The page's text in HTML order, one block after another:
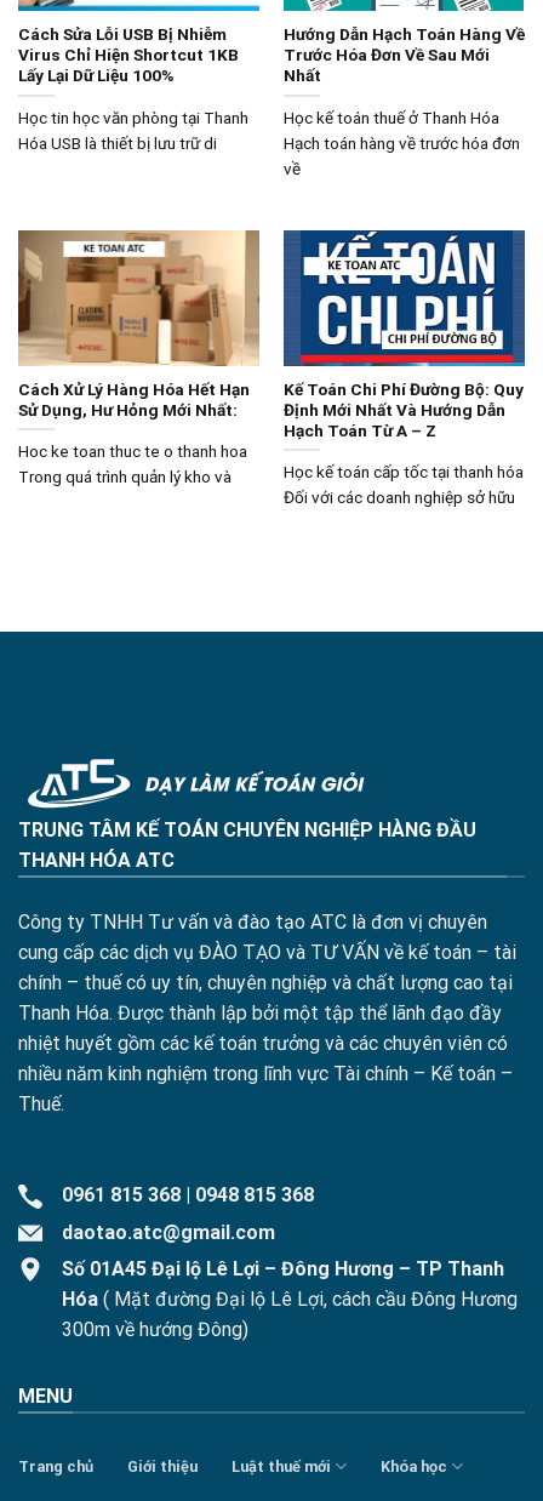
Cách Sửa Lỗi USB Bị Nhiễm
Virus Chỉ Hiện Shortcut 1KB
Lấy Lại Dữ Liệu 100%
Học tin học văn phòng tại Thanh
Hóa USB là thiết bị lưu trữ di
Hướng Dẫn Hạch Toán Hàng Về
Trước Hóa Đơn Về Sau Mới
Nhất
Học kế toán thuế ở Thanh Hóa
Hạch toán hàng về trước hóa đơn
về
Cách Xử Lý Hàng Hóa Hết Hạn
Sử Dụng, Hư Hỏng Mới Nhất:
Hoc ke toan thuc te o thanh hoa
Trong quá trình quản lý kho và
Kế Toán Chi Phí Đường Bộ: Quy
Định Mới Nhất Và Hướng Dẫn
Hạch Toán Từ A – Z
Học kế toán cấp tốc tại thanh hóa
Đối với các doanh nghiệp sở hữu
TRUNG TÂM KẾ TOÁN CHUYÊN NGHIỆP HÀNG ĐẦU
THANH HÓA ATC
Công ty TNHH Tư vấn và đào tạo ATC là đơn vị chuyên
cung cấp các dịch vụ ĐÀO TẠO và TƯ VẤN về kế toán – tài
chính – thuế có uy tín, chuyên nghiệp và chất lượng cao tại
Thanh Hóa. Được thành lập bởi một tập thể lãnh đạo đầy
nhiệt huyết gồm các kế toán trưởng và các chuyên viên có
nhiều năm kinh nghiệm trong lĩnh vực Tài chính – Kế toán –
Thuế.
0961 815 368
0948 815 368
daotao.atc@gmail.com
Số 01A45 Đại lộ Lê Lợi – Đông Hương – TP Thanh
Hóa ( Mặt đường Đại lộ Lê Lợi, cách cầu Đông Hương
300m về hướng Đông)
MENU
Trang chủ Giới thiệu Luật thuế mới Khóa học